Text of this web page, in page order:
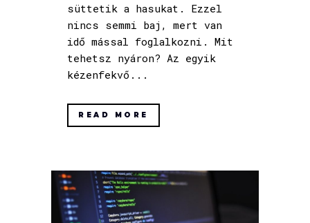
süttetik a hasukat. Ezzel
nincs semmi baj, mert van
idő mással foglalkozni. Mit
tehetsz nyáron? Az egyik
kézenfekvő...
READ MORE